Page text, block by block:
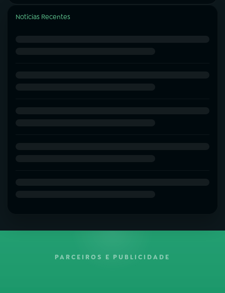
Notícias Recentes
PARCEIROS E PUBLICIDADE